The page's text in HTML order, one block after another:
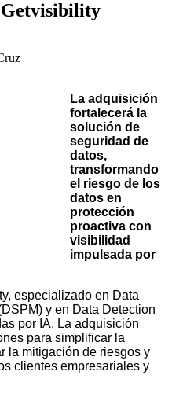
La adquisición
fortalecerá la
solución de
seguridad de
datos,
transformando
el riesgo de los
datos en
protección
proactiva con
visibilidad
impulsada por
especializado en Data
y en Data Detection
por IA. La adquisición
para simplificar la
la mitigación de riesgos y
clientes empresariales y